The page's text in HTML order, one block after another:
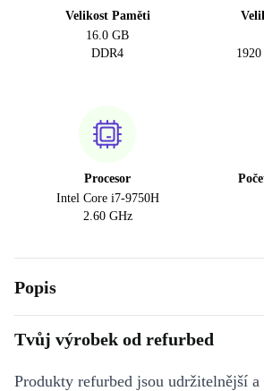
Velikost Paměti
16.0 GB
DDR4
Procesor
Intel Core i7-9750H
2.60 GHz
Popis
Tvůj výrobek od refurbed
Produkty refurbed jsou udržitelnější